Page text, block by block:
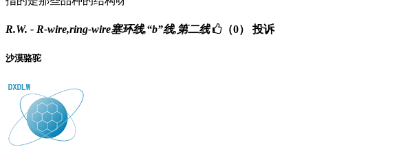
R.W. - R-wire,ring-wire塞环线,“b”线,第二线 （0） 投诉
沙漠骆驼